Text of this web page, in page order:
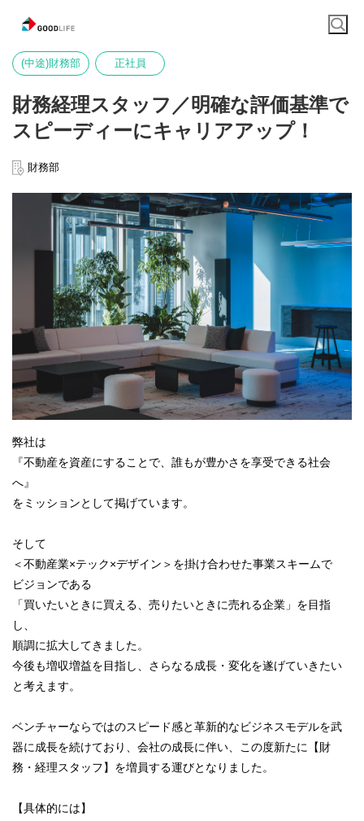
(中途)財務部 正社員
財務経理スタッフ／明確な評価基準で
スピーディーにキャリアアップ！
財務部
弊社は
『不動産を資産にすることで、誰もが豊かさを享受できる社会
へ』
をミッションとして掲げています。
そして
＜不動産業×テック×デザイン＞を掛け合わせた事業スキームで
ビジョンである
「買いたいときに買える、売りたいときに売れる企業」を目指
し、
順調に拡大してきました。
今後も増収増益を目指し、さらなる成長・変化を遂げていきたい
と考えます。
ベンチャーならではのスピード感と革新的なビジネスモデルを武
器に成長を続けており、会社の成長に伴い、この度新たに【財
務・経理スタッフ】を増員する運びとなりました。
【具体的には】